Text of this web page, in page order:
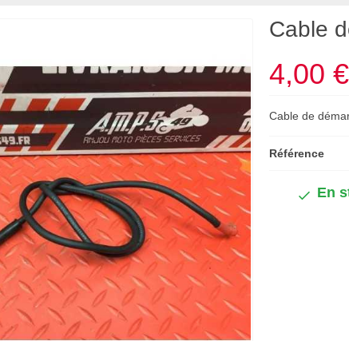
Cable
4,00
Cable de
Référence
En